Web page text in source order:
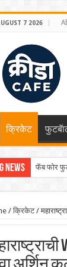
7 2026
क्रिकेट
News फॅब फोर
/ क्रिकेट /